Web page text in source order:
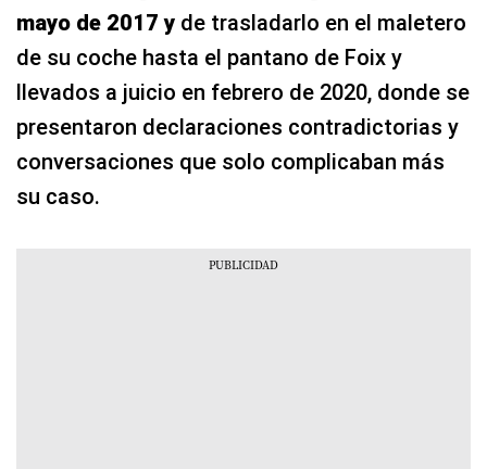
mayo de 2017 y de trasladarlo en el maletero
de su coche hasta el pantano de Foix y
llevados a juicio en febrero de 2020, donde se
presentaron declaraciones contradictorias y
conversaciones que solo complicaban más
su caso.